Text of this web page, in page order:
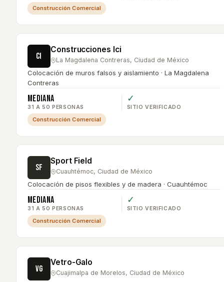
Construcción Comercial
CI
Construcciones Ici
La Magdalena Contreras, Ciudad de México
Colocación de muros falsos y aislamiento · La Magdalena
Contreras
Mediana
31 A 50 PERSONAS
✓
SITIO VERIFICADO
Construcción Comercial
SF
Sport Field
Cuauhtémoc, Ciudad de México
Colocación de pisos flexibles y de madera · Cuauhtémoc
Mediana
31 A 50 PERSONAS
✓
SITIO VERIFICADO
Construcción Comercial
VG
Vetro-Galo
Cuajimalpa de Morelos, Ciudad de México